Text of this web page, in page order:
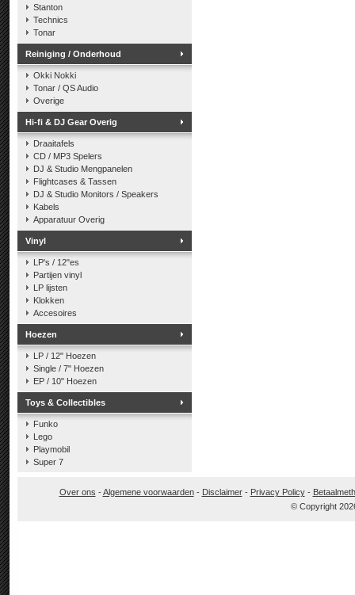
Stanton
Technics
Tonar
Reiniging / Onderhoud
Okki Nokki
Tonar / QS Audio
Overige
Hi-fi & DJ Gear Overig
Draaitafels
CD / MP3 Spelers
DJ & Studio Mengpanelen
Flightcases & Tassen
DJ & Studio Monitors / Speakers
Kabels
Apparatuur Overig
Vinyl
LP's / 12"es
Partijen vinyl
LP lijsten
Klokken
Accesoires
Hoezen
LP / 12" Hoezen
Single / 7" Hoezen
EP / 10" Hoezen
Toys & Collectibles
Funko
Lego
Playmobil
Super 7
Over ons -Algemene voorwaarden- Disclaimer- Privacy Policy-
© Copyright